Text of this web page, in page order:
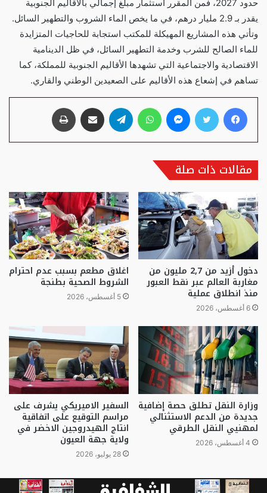
حدود 2027، فمن المقرر استثمار مبلغ إجمالي بالأقاليم الجنوبية
يقدر بـ 2.9 مليار درهم، في ما يخص الماء الشروب والتطهير السائل.
وتأتي هذه المشاريع المهيكلة للمكتب استجابة للحاجيات المتزايدة
للماء الصالح للشرب وخدمة التطهير السائل، في ظل الدينامية
الاقتصادية والاجتماعية التي تشهدها الأقاليم الجنوبية للمملكة، كما
تساهم في إشعاع هذه الأقاليم على الصعيدين الوطني والقاري.
فيسبوك تويتر ماسنجر واتساب تيلقرام مشاركة عبر البريد
مقالات ذات صلة
دخول أزيد من 2,7 مليون من
مغاربة العالم عبر نقط العبور
منذ انطلاق عملية
6 أغسطس، 2026
اغلاق مطعم بسبب عدم احترام
الشروط الصحية بطنجة
5 أغسطس، 2026
وزارة النقل تطلق حصة إضافية
جديدة من الدعم الاستثنائي
لمهنيي النقل الطرقي
4 أغسطس، 2026
السفير الاميريكي يشرف على
مراسم التوقيع على اتفاقية
انتاج الهيدروجين الاخضر في
ولاية جهة العيون
28 يوليو، 2026